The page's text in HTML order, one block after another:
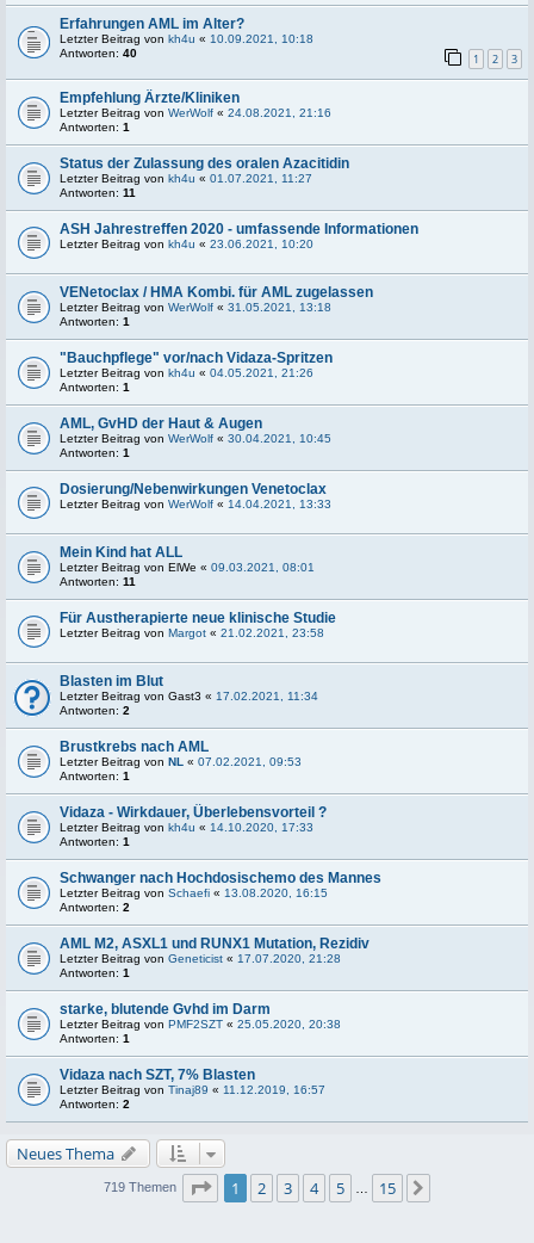
Erfahrungen AML im Alter?
Letzter Beitrag von kh4u « 10.09.2021, 10:18
Antworten: 40 1 2 3
Empfehlung Ärzte/Kliniken
Letzter Beitrag von WerWolf « 24.08.2021, 21:16
Antworten: 1
Status der Zulassung des oralen Azacitidin
Letzter Beitrag von kh4u « 01.07.2021, 11:27
Antworten: 11
ASH Jahrestreffen 2020 - umfassende Informationen
Letzter Beitrag von kh4u « 23.06.2021, 10:20
VENetoclax / HMA Kombi. für AML zugelassen
Letzter Beitrag von WerWolf « 31.05.2021, 13:18
Antworten: 1
"Bauchpflege" vor/nach Vidaza-Spritzen
Letzter Beitrag von kh4u « 04.05.2021, 21:26
Antworten: 1
AML, GvHD der Haut & Augen
Letzter Beitrag von WerWolf « 30.04.2021, 10:45
Antworten: 1
Dosierung/Nebenwirkungen Venetoclax
Letzter Beitrag von WerWolf « 14.04.2021, 13:33
Mein Kind hat ALL
Letzter Beitrag von ElWe « 09.03.2021, 08:01
Antworten: 11
Für Austherapierte neue klinische Studie
Letzter Beitrag von Margot « 21.02.2021, 23:58
Blasten im Blut
Letzter Beitrag von Gast3 « 17.02.2021, 11:34
Antworten: 2
Brustkrebs nach AML
Letzter Beitrag von NL « 07.02.2021, 09:53
Antworten: 1
Vidaza - Wirkdauer, Überlebensvorteil ?
Letzter Beitrag von kh4u « 14.10.2020, 17:33
Antworten: 1
Schwanger nach Hochdosischemo des Mannes
Letzter Beitrag von Schaefi « 13.08.2020, 16:15
Antworten: 2
AML M2, ASXL1 und RUNX1 Mutation, Rezidiv
Letzter Beitrag von Geneticist « 17.07.2020, 21:28
Antworten: 1
starke, blutende Gvhd im Darm
Letzter Beitrag von PMF2SZT « 25.05.2020, 20:38
Antworten: 1
Vidaza nach SZT, 7% Blasten
Letzter Beitrag von Tinaj89 « 11.12.2019, 16:57
Antworten: 2
Neues Thema
719 Themen Seite von
1 2 3 4 5 15